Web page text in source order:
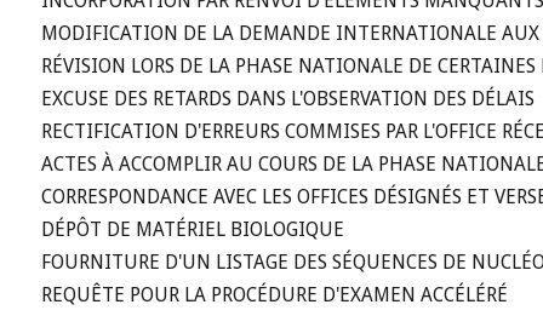
MODIFICATION DE LA DEMANDE INTERNATIONALE
RÉVISION LORS DE LA PHASE NATIONALE DE
EXCUSE DES RETARDS DANS L'OBSERVATION DES DÉLAIS
RECTIFICATION D'ERREURS COMMISES PAR L'OFFICE
ACTES À ACCOMPLIR AU COURS DE LA PHASE
CORRESPONDANCE AVEC LES OFFICES DÉSIGNÉS ET
DÉPÔT DE MATÉRIEL BIOLOGIQUE
FOURNITURE D'UN LISTAGE DES SÉQUENCES DE
REQUÊTE POUR LA PROCÉDURE D'EXAMEN ACCÉLÉRÉ